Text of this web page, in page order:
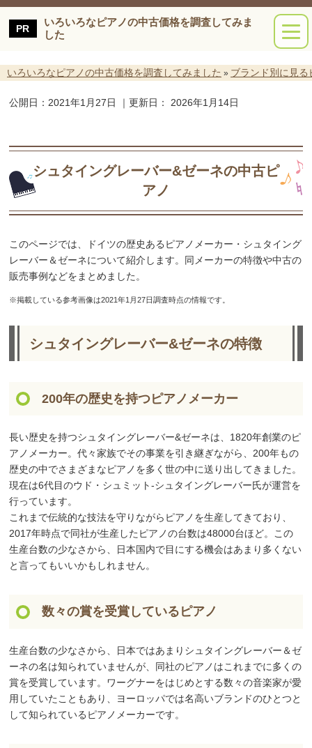
いろいろなピアノの中古価格を調査してみま
した
いろいろなピアノの中古価格を調査してみました » ブランド別に見
公開日： 2021年1月27日 ｜更新日： 2026年1月14日
シュタイングレーバー&ゼーネの中古ピ
アノ
このページでは、ドイツの歴史あるピアノメーカー・シュタイング
レーバー＆ゼーネについて紹介します。同メーカーの特徴や中古の
販売事例などをまとめました。
※掲載している参考画像は2021年1月27日調査時点の情報です。
シュタイングレーバー&ゼーネの特徴
200年の歴史を持つピアノメーカー
長い歴史を持つシュタイングレーバー&ゼーネは、1820年創業のピ
アノメーカー。代々家族でその事業を引き継ぎながら、200年もの
歴史の中でさまざまなピアノを多く世の中に送り出してきました。
現在は6代目のウド・シュミット‐シュタイングレーバー氏が運営を
行っています。
これまで伝統的な技法を守りながらピアノを生産してきており、
2017年時点で同社が生産したピアノの台数は48000台ほど。この
生産台数の少なさから、日本国内で目にする機会はあまり多くない
と言ってもいいかもしれません。
数々の賞を受賞しているピアノ
生産台数の少なさから、日本ではあまりシュタイングレーバー＆ゼ
ーネの名は知られていませんが、同社のピアノはこれまでに多くの
賞を受賞しています。ワーグナーをはじめとする数々の音楽家が愛
用していたこともあり、ヨーロッパでは名高いブランドのひとつと
して知られているピアノメーカーです。